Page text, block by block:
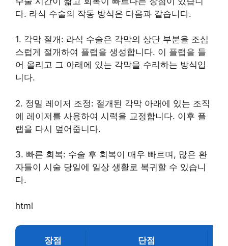
다. 라식 수술의 작동 방식은 다음과 같습니다.
1. 각막 절개: 라식 수술은 각막의 상단 부분을 조심
스럽게 절개하여 플랩을 생성합니다. 이 플랩을 들
어 올리고 그 아래에 있는 각막을 수리하는 방식입
니다.
2. 정밀 레이저 조정: 절개된 각막 아래에 있는 조직
에 레이저를 사용하여 시력을 교정합니다. 이후 플
랩을 다시 덮어줍니다.
3. 빠른 회복: 수술 후 회복이 매우 빠르며, 많은 환
자들이 시술 당일에 일상 생활로 복귀할 수 있습니
다.
html
장점 단점